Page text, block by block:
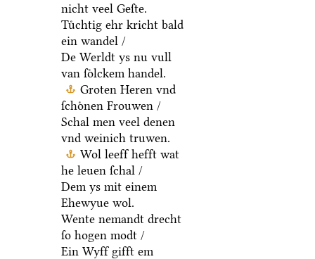
nicht veel Geſte.
Tuͤchtig ehr kricht bald
ein wandel /
De Werldt ys nu vull
van ſoͤlckem handel.
Groten Heren vnd
ſchoͤnen Frouwen /
Schal men veel denen
vnd weinich truwen.
Wol leeff hefft wat
he leuen ſchal /
Dem ys mit einem
Ehewyue wol.
Wente nemandt drecht
ſo hogen modt /
Ein Wyff gifft em